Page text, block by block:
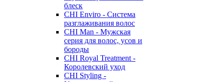
блеск
CHI Enviro - Система
разглаживания волос
CHI Man - Мужская
серия для волос, усов и
бороды
CHI Royal Treatment -
Королевский уход
CHI Styling -